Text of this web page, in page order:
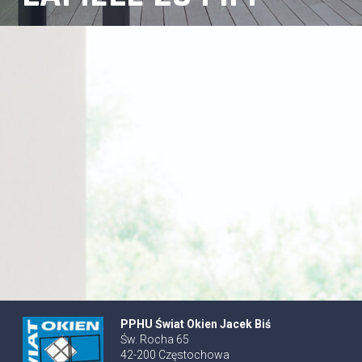
PPHU Świat Okien Jacek Biś
Św. Rocha 65
42-200 Częstochowa